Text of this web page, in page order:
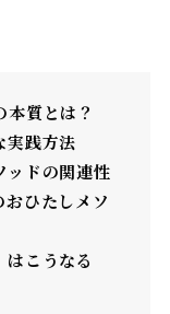
本質とは？
実践方法
ッドの関連性
ひたしメソ
はこうなる